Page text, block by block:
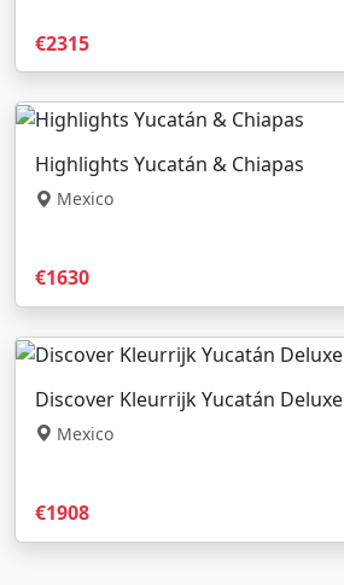
€2315
Highlights Yucatán & Chiapas
Mexico
€1630
Discover Kleurrijk Yucatán Deluxe
Mexico
€1908